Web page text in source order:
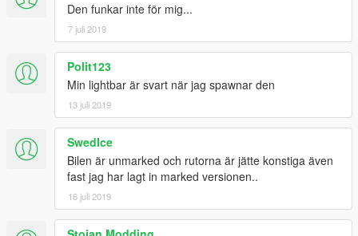
Den funkar inte för mig...
7 juli 2019
Polit123
Min lightbar är svart när jag spawnar den
13 juli 2019
SwedIce
Bilen är unmarked och rutorna är jätte konstiga även
fast jag har lagt in marked versionen..
16 juli 2019